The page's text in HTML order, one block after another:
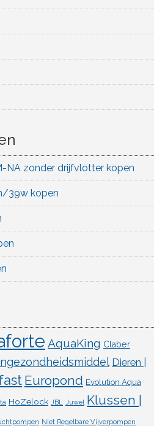
NA zonder drijfvlotter kopen
39w kopen
AquaKing Claber
Dieren |
Europond Evolution Aqua
HoZelock JBL Juwel Klussen |
Niet Regelbare Vijverpompen